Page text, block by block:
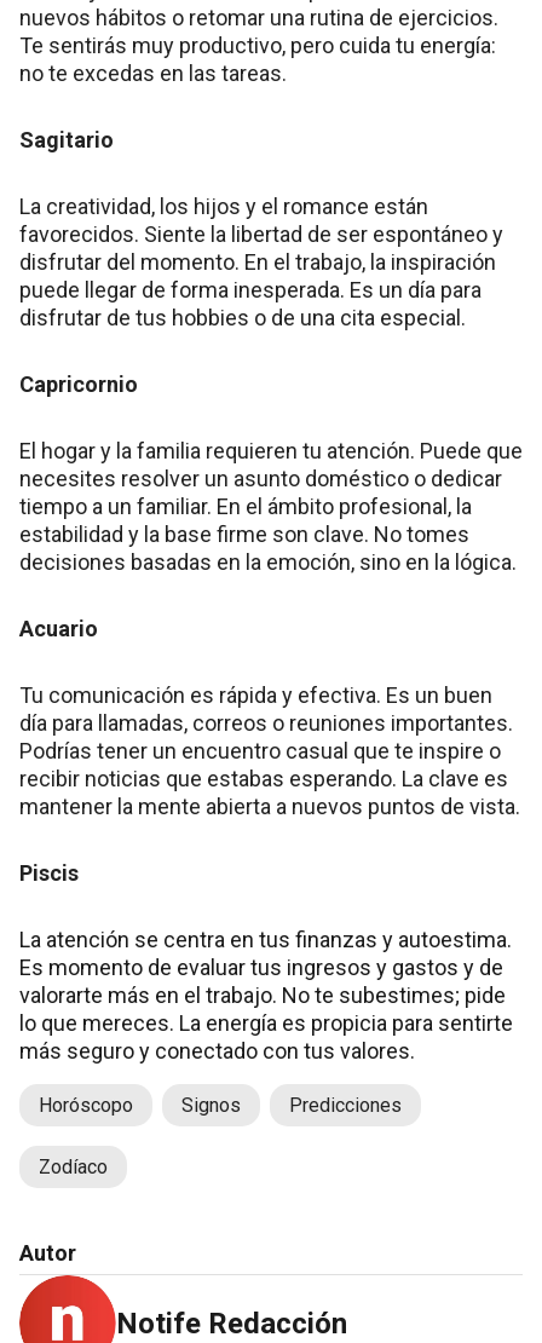
nuevos hábitos o retomar una rutina de ejercicios.
Te sentirás muy productivo, pero cuida tu energía:
no te excedas en las tareas.
Sagitario
La creatividad, los hijos y el romance están
favorecidos. Siente la libertad de ser espontáneo y
disfrutar del momento. En el trabajo, la inspiración
puede llegar de forma inesperada. Es un día para
disfrutar de tus hobbies o de una cita especial.
Capricornio
El hogar y la familia requieren tu atención. Puede que
necesites resolver un asunto doméstico o dedicar
tiempo a un familiar. En el ámbito profesional, la
estabilidad y la base firme son clave. No tomes
decisiones basadas en la emoción, sino en la lógica.
Acuario
Tu comunicación es rápida y efectiva. Es un buen
día para llamadas, correos o reuniones importantes.
Podrías tener un encuentro casual que te inspire o
recibir noticias que estabas esperando. La clave es
mantener la mente abierta a nuevos puntos de vista.
Piscis
La atención se centra en tus finanzas y autoestima.
Es momento de evaluar tus ingresos y gastos y de
valorarte más en el trabajo. No te subestimes; pide
lo que mereces. La energía es propicia para sentirte
más seguro y conectado con tus valores.
Horóscopo Signos Predicciones
Zodíaco
Autor
Notife Redacción